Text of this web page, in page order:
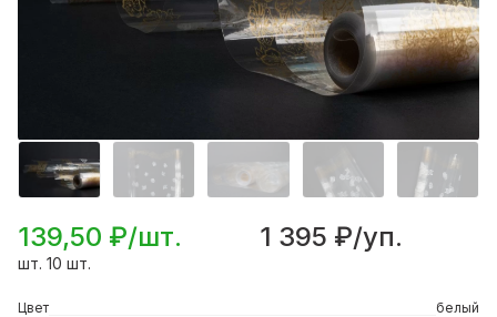
139,50 ₽/шт. 1 395 ₽/уп.
шт. 10 шт.
Цвет
белый